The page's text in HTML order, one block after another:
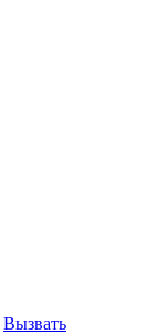
Вызвать